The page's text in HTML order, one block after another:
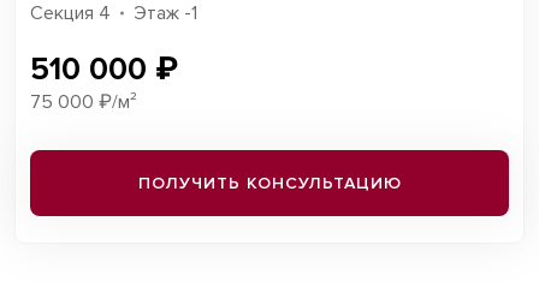
Секция 4 Этаж -1
510 000 ₽
75 000 ₽/м²
ПОЛУЧИТЬ КОНСУЛЬТАЦИЮ